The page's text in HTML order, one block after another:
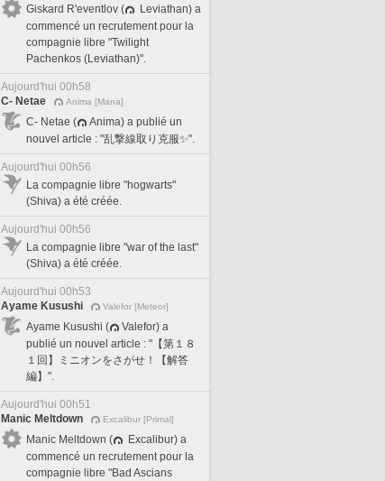
Giskard R'eventlov (
Leviathan) a
commencé un recrutement pour la
compagnie libre "Twilight
Pachenkos (Leviathan)".
Aujourd'hui 00h58
C- Netae
Anima [Mana]
C- Netae (
Anima) a publié un
nouvel article : "乱撃線取り克服✨".
Aujourd'hui 00h56
La compagnie libre "hogwarts"
(Shiva) a été créée.
Aujourd'hui 00h56
La compagnie libre "war of the last"
(Shiva) a été créée.
Aujourd'hui 00h53
Ayame Kusushi
Valefor [Meteor]
Ayame Kusushi (
Valefor) a
publié un nouvel article : "【第１８
１回】ミニオンをさがせ！【解答
編】".
Aujourd'hui 00h51
Manic Meltdown
Excalibur [Primal]
Manic Meltdown (
Excalibur) a
commencé un recrutement pour la
compagnie libre "Bad Ascians